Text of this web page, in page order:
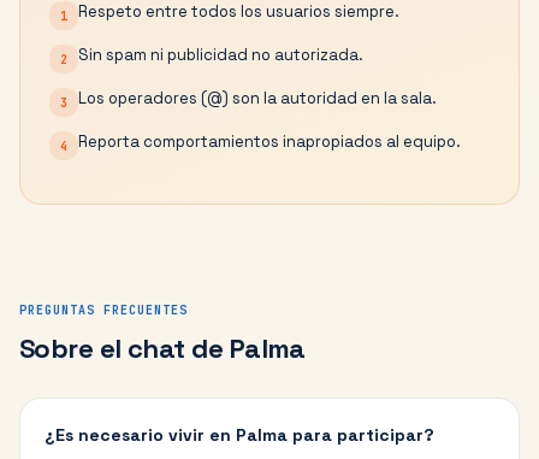
1 Respeto entre todos los usuarios siempre.
2 Sin spam ni publicidad no autorizada.
3 Los operadores (@) son la autoridad en la sala.
4 Reporta comportamientos inapropiados al equipo.
PREGUNTAS FRECUENTES
Sobre el chat de Palma
¿Es necesario vivir en Palma para participar?